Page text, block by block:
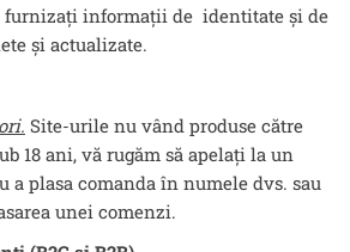
furnizați informații de identitate și de
și actualizate.
Site-urile nu vând produse către
18 ani, vă rugăm să apelați la un
a plasa comanda în numele dvs. sau
unei comenzi.